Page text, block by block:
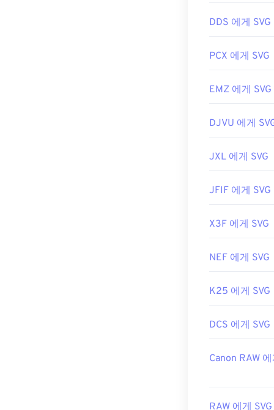
유용한 링크:
https://
DDS 에게 SVG
PCX 에게 SVG
EMZ 에게 SVG
DJVU 에게
JXL 에게 SVG
JFIF 에게 SVG
X3F 에게 SVG
NEF 에게 SVG
K25 에게 SVG
DCS 에게 SVG
Canon RAW
RAW 에게 SVG